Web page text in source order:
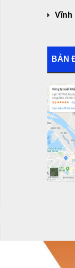
Vĩnh
BẢN